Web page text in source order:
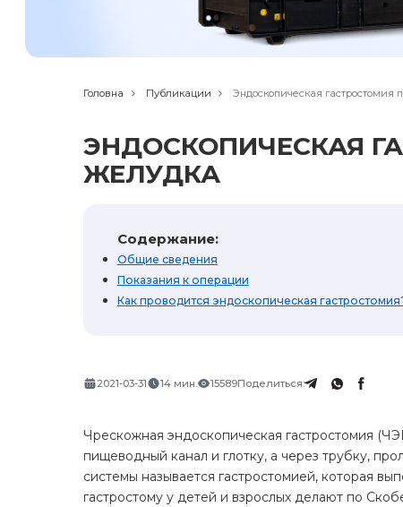
Головна Публикации Эндоскопическая
ЭНДОСКОПИЧЕСКАЯ
ЖЕЛУДКА
Содержание:
Общие сведения
Показания к операции
Как проводится эндоскопическая
2021-03-31 14 мин. 15589Поделиться:
Чрескожная эндоскопическая гастростомия
пищеводный канал и глотку, а через трубку,
системы называется гастростомией, которая
гастростому у детей и взрослых делают по